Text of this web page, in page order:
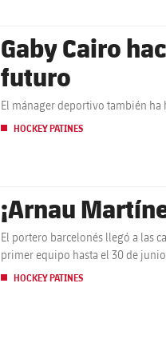
Gaby Cairo
futuro
El mánager deportivo también ha
HOCKEY PATINES
¡Arnau
El portero barcelonés llegó a las
primer equipo hasta el 30 de junio
HOCKEY PATINES